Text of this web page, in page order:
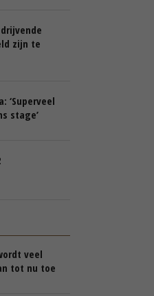
zijn te
‘Superveel
stage’
veel
tot nu toe